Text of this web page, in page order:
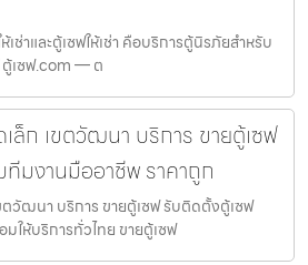
ช่าและตู้เซฟให้เช่า คือบริการตู้นิรภัยสำหรับ
ตู้เซฟ.com — ต
ล็ก เขตวัฒนา บริการ ขายตู้เซฟ
มงานมืออาชีพ ราคาถูก
ตวัฒนา บริการ ขายตู้เซฟ รับติดตั้งตู้เซฟ
ให้บริการทั่วไทย ขายตู้เซฟ